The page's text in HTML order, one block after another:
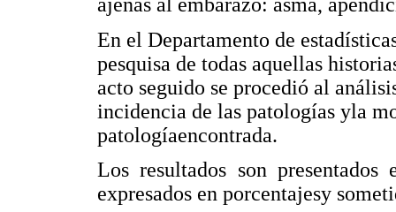
ajenas al embarazo: asma,
En el Departamento de
pesquisa de todas aquellas
acto seguido se procedió al
incidencia de las patologías yla
patologíaencontrada.
Los resultados son
expresados en porcentajesy